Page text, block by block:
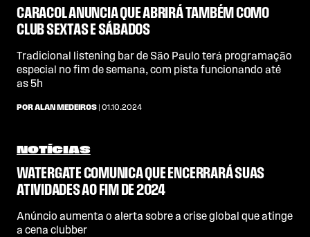
CARACOL ANUNCIA QUE ABRIRÁ TAMBÉM COMO
CLUB SEXTAS E SÁBADOS
Tradicional listening bar de São Paulo terá programação
especial no fim de semana, com pista funcionando até
as 5h
POR ALAN MEDEIROS | 01.10.2024
NOTÍCIAS
WATERGATE COMUNICA QUE ENCERRARÁ SUAS
ATIVIDADES AO FIM DE 2024
Anúncio aumenta o alerta sobre a crise global que atinge
a cena clubber